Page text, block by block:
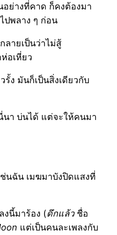
อย่างที่คาด ก็คงต้องมา
ปพลาง ๆ ก่อน
ลายเป็นว่าไม่สู้
อเหี่ยว
รั้ง มันก็เป็นสิ่งเดียวกับ
นา บ่นได้ แต่จะให้คนมา
นฉัน เมฆมาบังปิดแสงที่
งนี้มาร้อง (ดึกแล้วชื่อ
แต่เป็นคนละเพลงกับ